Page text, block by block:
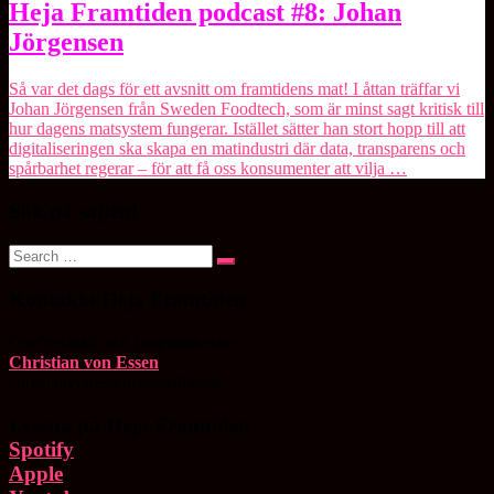
Heja
Framtiden
podcast
Johan
Jörgensen
Heja Framtiden podcast #8: Johan
Jörgensen
Så var det dags för ett avsnitt om framtidens mat! I åttan träffar vi
Johan Jörgensen från Sweden Foodtech, som är minst sagt kritisk till
hur dagens matsystem fungerar. Istället sätter han stort hopp till att
digitaliseringen ska skapa en matindustri där data, transparens och
spårbarhet regerar – för att få oss konsumenter att vilja …
Search
for:
Search
Christian von Essen
Spotify
Apple